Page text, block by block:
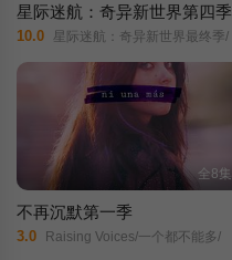
星际迷航：奇异新世界第四季
10.0 星际迷航：奇异新世界最终季/
全8集
不再沉默第一季
3.0 Raising Voices/一个都不能多/